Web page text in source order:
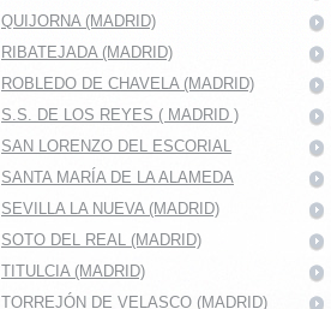
QUIJORNA (MADRID)
RIBATEJADA (MADRID)
ROBLEDO DE CHAVELA (MADRID)
S.S. DE LOS REYES ( MADRID )
SAN LORENZO DEL ESCORIAL
SANTA MARÍA DE LA ALAMEDA
SEVILLA LA NUEVA (MADRID)
SOTO DEL REAL (MADRID)
TITULCIA (MADRID)
TORREJÓN DE VELASCO (MADRID)